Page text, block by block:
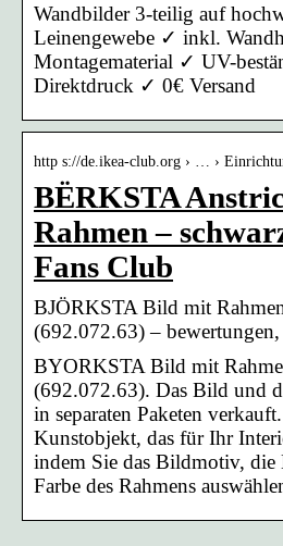
Wandbilder 3-teilig auf
Leinengewebe ✓ inkl.
Montagematerial ✓ UV-
Direktdruck ✓ 0€ Versand
http s://de.ikea-club.org › … ›
BЁRKSTA
Rahmen –
Fans Club
BJÖRKSTA Bild mit
(692.072.63) –
BYORKSTA Bild mit
(692.072.63). Das Bild und
in separaten Paketen
Kunstobjekt, das für Ihr
indem Sie das Bildmotiv,
Farbe des Rahmens